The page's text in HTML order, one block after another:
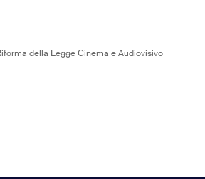
della Legge Cinema e Audiovisivo